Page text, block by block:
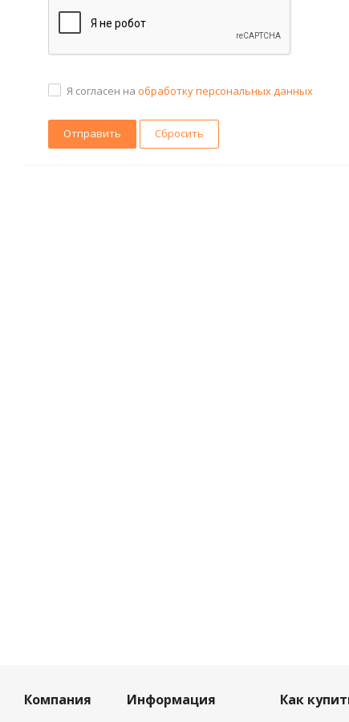
Я согласен на обработку персональных данных
Сбросить
Компания Информация Как